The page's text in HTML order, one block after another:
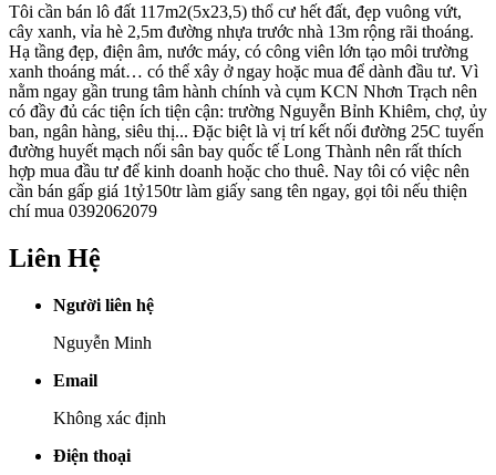
Tôi cần bán lô đất 117m2(5x23,5) thổ cư hết đất, đẹp vuông vứt,
cây xanh, vỉa hè 2,5m đường nhựa trước nhà 13m rộng rãi thoáng.
Hạ tầng đẹp, điện âm, nước máy, có công viên lớn tạo môi trường
xanh thoáng mát… có thể xây ở ngay hoặc mua để dành đầu tư. Vì
nằm ngay gần trung tâm hành chính và cụm KCN Nhơn Trạch nên
có đầy đủ các tiện ích tiện cận: trường Nguyễn Bỉnh Khiêm, chợ, ủy
ban, ngân hàng, siêu thị... Đặc biệt là vị trí kết nối đường 25C tuyến
đường huyết mạch nối sân bay quốc tế Long Thành nên rất thích
hợp mua đầu tư để kinh doanh hoặc cho thuê. Nay tôi có việc nên
cần bán gấp giá 1tỷ150tr làm giấy sang tên ngay, gọi tôi nếu thiện
chí mua 0392062079
Liên Hệ
Người liên hệ
Nguyễn Minh
Email
Không xác định
Điện thoại